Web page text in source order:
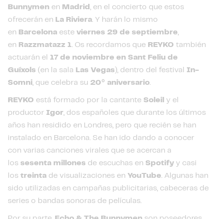
Bunnymen en Madrid , en el concierto que estos
ofrecerán en La Riviera. Y harán lo mismo
en Barcelona este viernes 29 de septiembre,
en Razzmatazz 1. Os recordamos que REYKO también
actuarán el 17 de noviembre en Sant Feliu de
Guíxols (en la sala Las Vegas ), dentro del festival In-
Somni, que celebra su 20º aniversario.
REYKO está formado por la cantante Soleil y el
productor Igor, dos españoles que durante los últimos
años han residido en Londres, pero que recién se han
instalado en Barcelona. Se han ido dando a conocer
con varias canciones virales que se acercan a
los sesenta millones de escuchas en Spotify y casi
los treinta de visualizaciones en YouTube. Algunas han
sido utilizadas en campañas publicitarias, cabeceras de
series o bandas sonoras de películas.